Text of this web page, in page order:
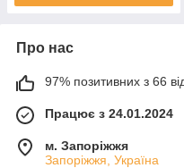
Про нас
97% позитивних з 66
Працює з 24.01.2024
м. Запоріжжя
Запоріжжя, Україна